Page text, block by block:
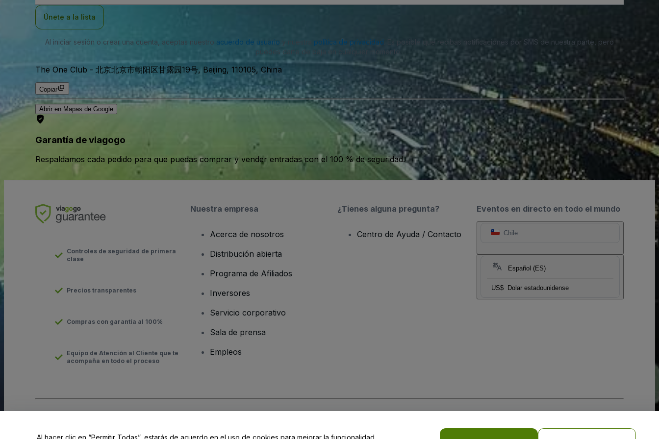
Únete a la lista
Al iniciar sesión o crear una cuenta, aceptas nuestro acuerdo de usuario política de privacidad . Es posible que recibas notificaciones por SMS de nuestra parte, pero
puedes darte de baja en cualquier momento.
The One Club - 北京北京市朝阳区甘露园19号, Beijing, 110105, China
Copiar
Abrir en Mapas de Google
Garantía de viagogo
Respaldamos cada pedido para que puedas comprar y vender entradas con el 100 % de seguridad.
Eventos en directo en todo el mundo
Chile
Español (ES)
US$ Dolar estadounidense
Controles de seguridad de primera
clase
Precios transparentes
Compras con garantía al 100%
Equipo de Atención al Cliente que te
acompaña en todo el proceso
Nuestra empresa
Acerca de nosotros
Distribución abierta
Programa de Afiliados
Inversores
Servicio corporativo
Sala de prensa
Empleos
¿Tienes alguna pregunta?
Centro de Ayuda / Contacto
y de laPolítica de Privacidad para Móviles
Al hacer clic en “Permitir Todas”, estarás de acuerdo en el uso de cookies para mejorar la funcionalidad